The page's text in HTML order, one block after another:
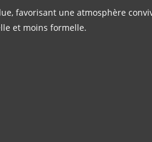
favorisant une atmosphère
et moins formelle.